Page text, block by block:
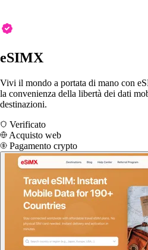
eSIMX
Vivi il mondo a portata di mano con
la convenienza della libertà dei dati
destinazioni.
Verificato
Acquisto web
Pagamento crypto